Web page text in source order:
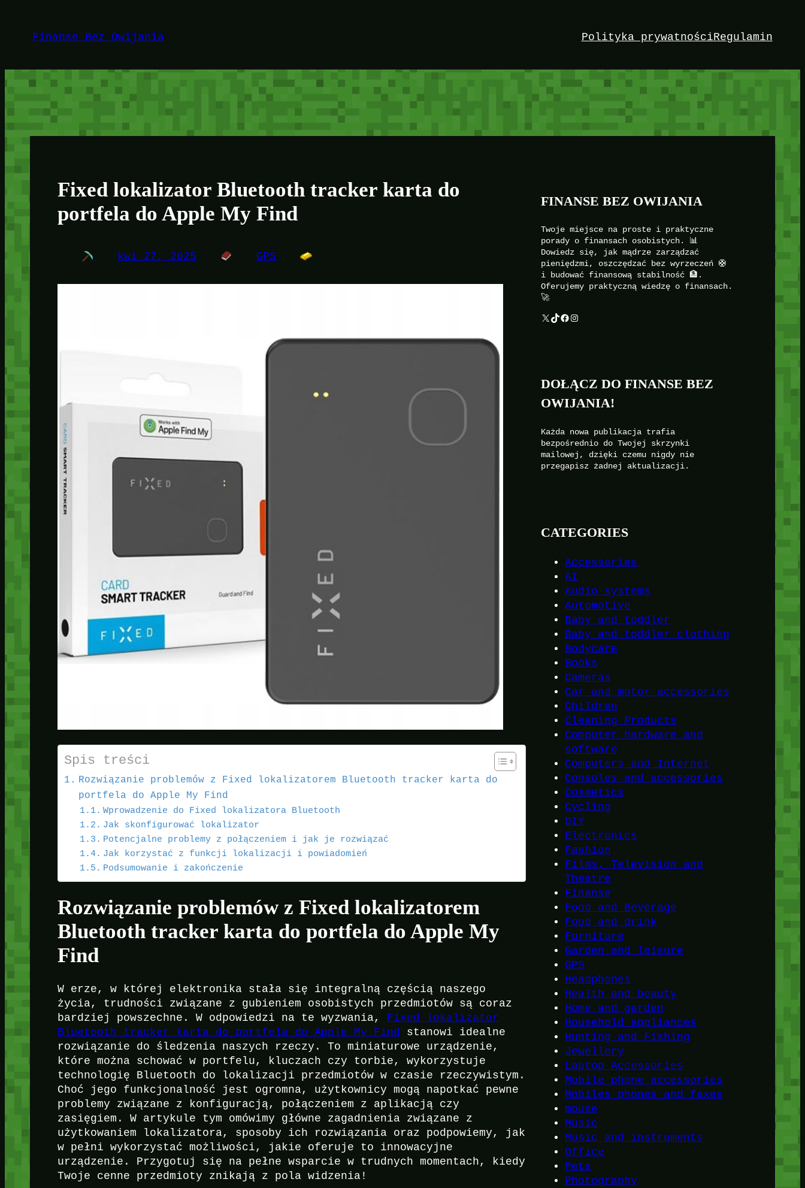
treściFinanse Bez Owijania Polityka prywatnościRegulamin
Fixed lokalizator Bluetooth tracker karta do
portfela do Apple My Find
kwi 27, 2025 GPS
Spis treści
Rozwiązanie problemów z Fixed lokalizatorem Bluetooth tracker karta do
portfela do Apple My Find
Wprowadzenie do Fixed lokalizatora Bluetooth
Jak skonfigurować lokalizator
Potencjalne problemy z połączeniem i jak je rozwiązać
Jak korzystać z funkcji lokalizacji i powiadomień
Podsumowanie i zakończenie
Rozwiązanie problemów z Fixed lokalizatorem
Bluetooth tracker karta do portfela do Apple My
Find
W erze, w której elektronika stała się integralną częścią naszego
życia, trudności związane z gubieniem osobistych przedmiotów są coraz
bardziej powszechne. W odpowiedzi na te wyzwania, Fixed lokalizator
Bluetooth tracker karta do portfela do Apple My Find
stanowi idealne
rozwiązanie do śledzenia naszych rzeczy. To miniaturowe urządzenie,
które można schować w portfelu, kluczach czy torbie, wykorzystuje
technologię Bluetooth do lokalizacji przedmiotów w czasie rzeczywistym.
Choć jego funkcjonalność jest ogromna, użytkownicy mogą napotkać pewne
problemy związane z konfiguracją, połączeniem z aplikacją czy
zasięgiem. W artykule tym omówimy główne zagadnienia związane z
użytkowaniem lokalizatora, sposoby ich rozwiązania oraz podpowiemy, jak
w pełni wykorzystać możliwości, jakie oferuje to innowacyjne
urządzenie. Przygotuj się na pełne wsparcie w trudnych momentach, kiedy
Twoje cenne przedmioty znikają z pola widzenia!
FINANSE BEZ OWIJANIA
Twoje miejsce na proste i praktyczne
porady o finansach osobistych. 📊
Dowiedz się, jak mądrze zarządzać
pieniędzmi, oszczędzać bez wyrzeczeń 🛟
i budować finansową stabilność 🏦.
Oferujemy praktyczną wiedzę o finansach.
🚀
X TikTok Facebook Instagram
DOŁĄCZ DO FINANSE BEZ
OWIJANIA!
Każda nowa publikacja trafia
bezpośrednio do Twojej skrzynki
mailowej, dzięki czemu nigdy nie
przegapisz żadnej aktualizacji.
CATEGORIES
Accessories
AI
Audio systems
Automotive
Baby and toddler
Baby and toddler clothing
Bodycare
Books
Cameras
Car and motor accessories
Children
Cleaning Products
Computer hardware and
software
Computers and Internet
Consoles and accessories
Cosmetics
Cycling
DIY
Electronics
Fashion
Films, Television and
Theatre
Finanse
Food and Beverage
Food and drink
Furniture
Garden and leisure
GPS
Headphones
Health and beauty
Home and garden
Household appliances
Hunting and Fishing
Jewellery
Laptop Accessories
Mobile phone accessories
Mobiles phones and faxes
mouse
Music
Music and instruments
Office
Pets
Photography